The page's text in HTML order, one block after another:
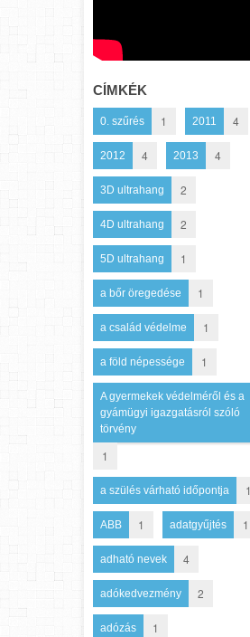
CÍMKÉK
0. szűrés 1 2011 4
2012 4 2013 4
3D ultrahang 2
4D ultrahang 2
5D ultrahang 1
a bőr öregedése 1
a család védelme 1
a föld népessége 1
A gyermekek védelméről és a
gyámügyi igazgatásról szóló
törvény
1
a szülés várható időpontja 1
ABB 1 adatgyűjtés 1
adható nevek 4
adókedvezmény 2
adózás 1